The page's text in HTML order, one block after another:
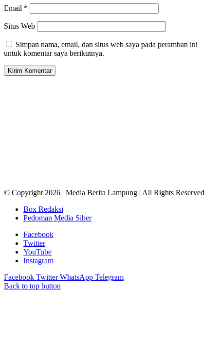
Email *
Situs Web
Simpan nama, email, dan situs web saya pada peramban ini
untuk komentar saya berikutnya.
© Copyright 2026 | Media Berita Lampung | All Rights Reserved
Box Redaksi
Pedoman Media Siber
Facebook
Twitter
YouTube
Instagram
Facebook Twitter WhatsApp Telegram
Back to top button